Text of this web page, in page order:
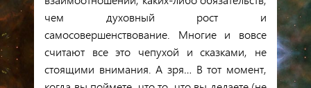
чем духовный рост и
самосовершенствование. Многие и вовсе
считают все это чепухой и сказками, не
стоящими внимания. А зря… В тот момент,